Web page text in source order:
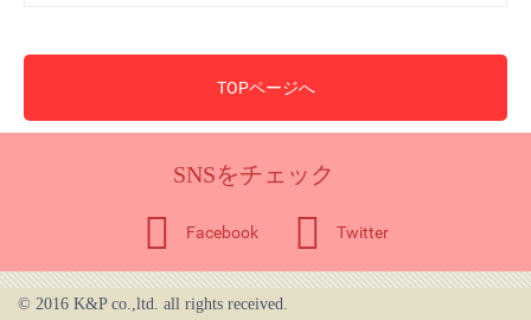
TOPページへ
SNSをチェック
Facebook Twitter
© 2016 K&P co.,ltd. all rights received.